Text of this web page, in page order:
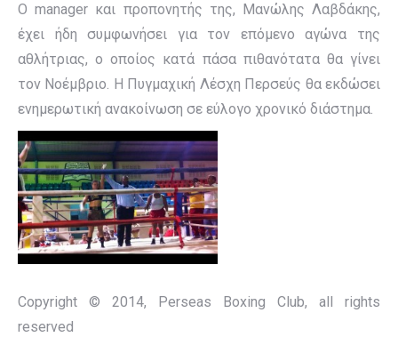
Ο manager και προπονητής της, Μανώλης Λαβδάκης,
έχει ήδη συμφωνήσει για τον επόμενο αγώνα της
αθλήτριας, ο οποίος κατά πάσα πιθανότατα θα γίνει
τον Νοέμβριο. Η Πυγμαχική Λέσχη Περσεύς θα εκδώσει
ενημερωτική ανακοίνωση σε εύλογο χρονικό διάστημα.
Copyright © 2014, Perseas Boxing Club, all rights
reserved